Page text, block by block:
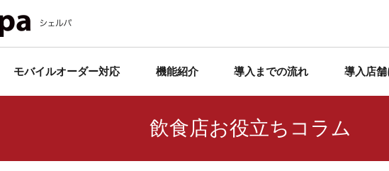
モバイルオーダー対応 機能紹介 導入までの流れ 導入店
飲食店お役立ちコラム